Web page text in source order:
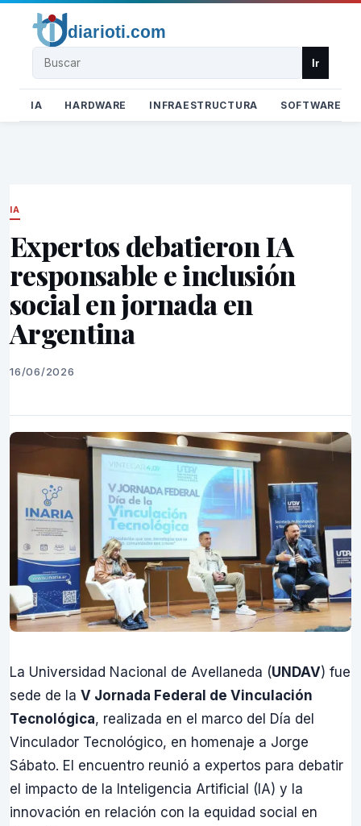
Buscar Ir
IA HARDWARE INFRAESTRUCTURA SOFTWARE
IA
Expertos debatieron IA
responsable e inclusión
social en jornada en
Argentina
16/06/2026
La Universidad Nacional de Avellaneda (UNDAV) fue
sede de la V Jornada Federal de Vinculación
Tecnológica, realizada en el marco del Día del
Vinculador Tecnológico, en homenaje a Jorge
Sábato. El encuentro reunió a expertos para debatir
el impacto de la Inteligencia Artificial (IA) y la
innovación en relación con la equidad social en